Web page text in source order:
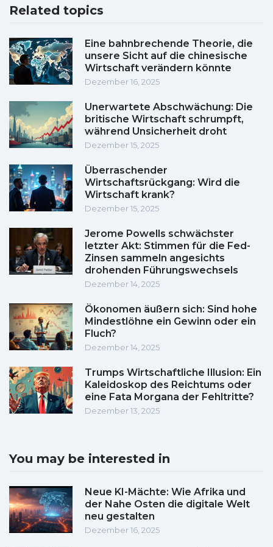
Related topics
Eine bahnbrechende Theorie, die
unsere Sicht auf die chinesische
Wirtschaft verändern könnte
Dezember 16, 2025
Unerwartete Abschwächung: Die
britische Wirtschaft schrumpft,
während Unsicherheit droht
Dezember 15, 2025
Überraschender
Wirtschaftsrückgang: Wird die
Wirtschaft krank?
Dezember 15, 2025
Jerome Powells schwächster
letzter Akt: Stimmen für die Fed-
Zinsen sammeln angesichts
drohenden Führungswechsels
Dezember 14, 2025
Ökonomen äußern sich: Sind hohe
Mindestlöhne ein Gewinn oder ein
Fluch?
Dezember 14, 2025
Trumps Wirtschaftliche Illusion: Ein
Kaleidoskop des Reichtums oder
eine Fata Morgana der Fehltritte?
Dezember 13, 2025
You may be interested in
Neue KI-Mächte: Wie Afrika und
der Nahe Osten die digitale Welt
neu gestalten
Dezember 16, 2025